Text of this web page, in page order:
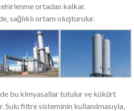
ortadan kalkar.
sağlıklı ortam oluşturulur.
bu kimyasallar tutulur ve kükürt
Sulu filtre sisteminin kullanılmasıyla,